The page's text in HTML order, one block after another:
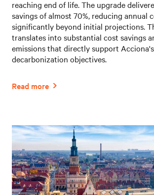
reaching end of life. The upgrade
savings of almost 70%, reducing annual
significantly beyond initial projections.
translates into substantial cost savings
emissions that directly support Acciona's
decarbonization objectives.